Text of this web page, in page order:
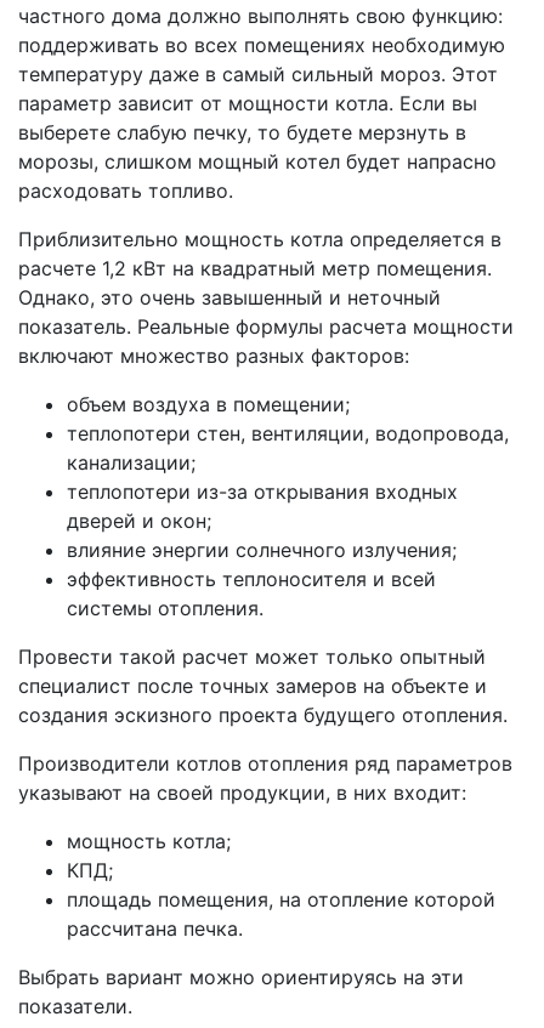
частного дома должно выполнять свою функцию:
поддерживать во всех помещениях необходимую
температуру даже в самый сильный мороз. Этот
параметр зависит от мощности котла. Если вы
выберете слабую печку, то будете мерзнуть в
морозы, слишком мощный котел будет напрасно
расходовать топливо.
Приблизительно мощность котла определяется в
расчете 1,2 кВт на квадратный метр помещения.
Однако, это очень завышенный и неточный
показатель. Реальные формулы расчета мощности
включают множество разных факторов:
объем воздуха в помещении;
теплопотери стен, вентиляции, водопровода,
канализации;
теплопотери из-за открывания входных
дверей и окон;
влияние энергии солнечного излучения;
эффективность теплоносителя и всей
системы отопления.
Провести такой расчет может только опытный
специалист после точных замеров на объекте и
создания эскизного проекта будущего отопления.
Производители котлов отопления ряд параметров
указывают на своей продукции, в них входит:
мощность котла;
КПД;
площадь помещения, на отопление которой
рассчитана печка.
Выбрать вариант можно ориентируясь на эти
показатели.